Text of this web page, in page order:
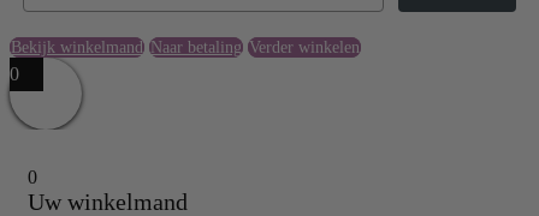
Bekijk winkelmand Naar betaling Verder winkelen
0
0
Uw winkelmand